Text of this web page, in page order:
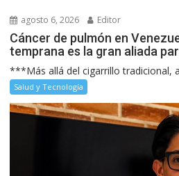
agosto 6, 2026 Editor
Cáncer de pulmón en
temprana es la gran aliada
***Más allá del cigarrillo tradicional,
Salud y Tecnología